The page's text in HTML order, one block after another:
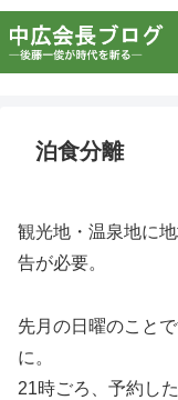
泊食分離
観光地・温泉地に
告が必要。
先月の日曜のこと
に。
21時ごろ、予約し